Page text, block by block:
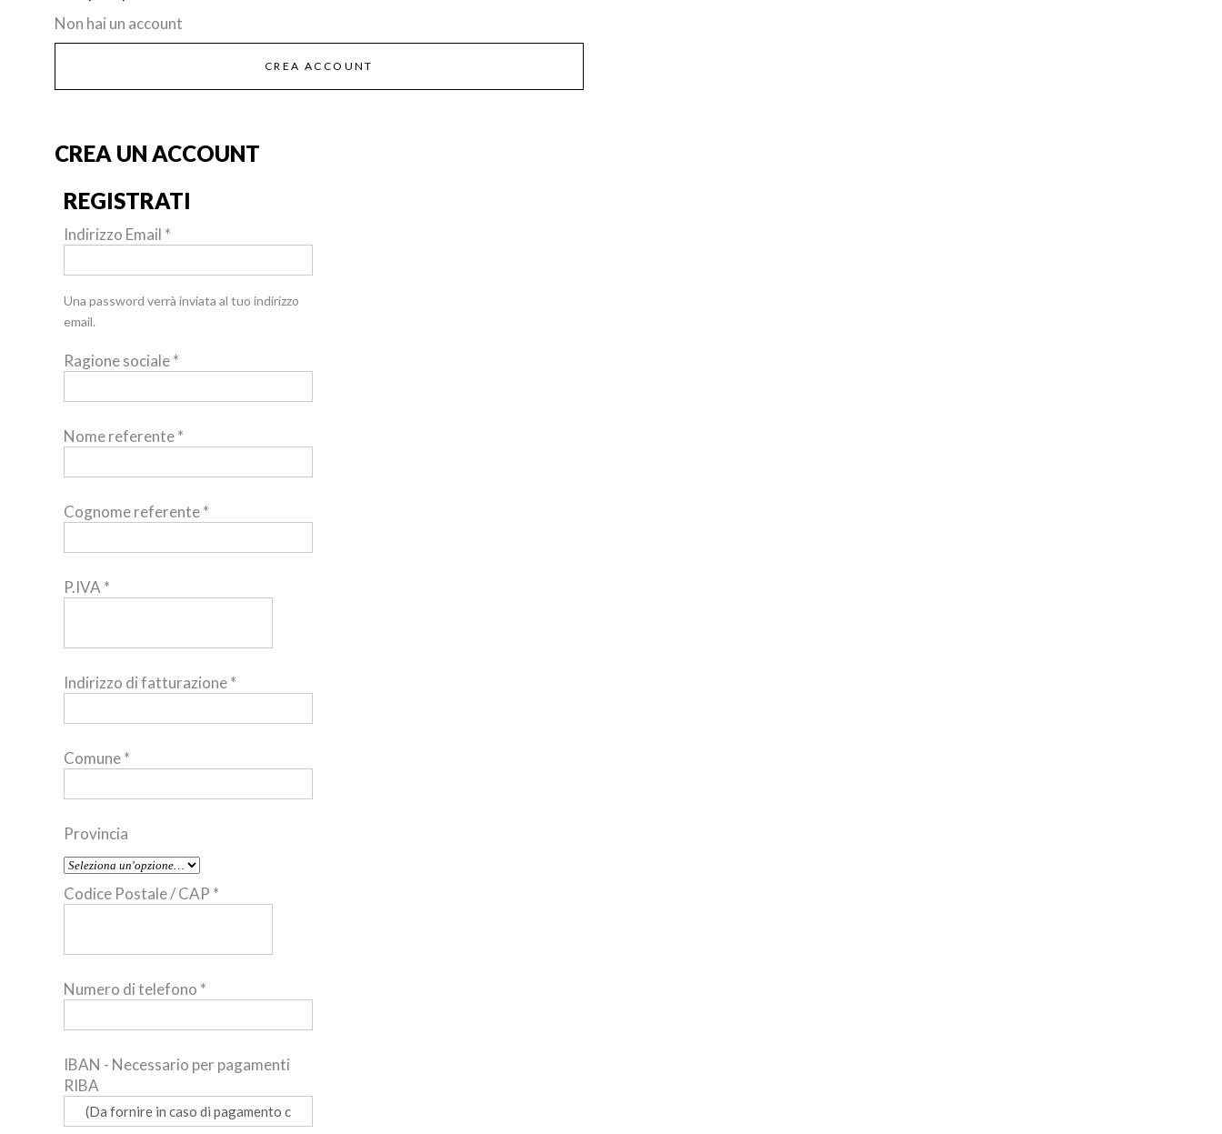
Non hai un account
CREA ACCOUNT
CREA UN ACCOUNT
REGISTRATI
Indirizzo Email *
Una password verrà inviata al tuo indirizzo
email.
Ragione sociale*
Nome referente*
Cognome referente*
P.IVA *
Indirizzo di fatturazione*
Comune*
Provincia
Codice Postale / CAP *
Numero di telefono *
IBAN - Necessario per pagamenti
RIBA